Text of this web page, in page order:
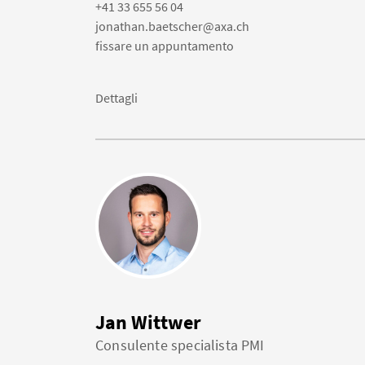
+41 33 655 56 04
jonathan.baetscher@axa.ch
fissare un appuntamento
Dettagli
Jan Wittwer
Consulente specialista PMI